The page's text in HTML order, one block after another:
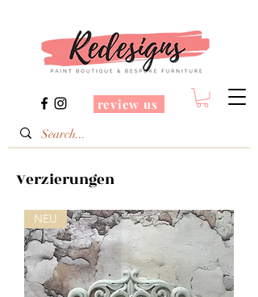
review us
Verzierungen
NEU